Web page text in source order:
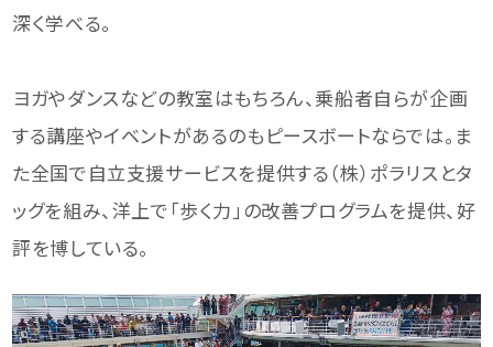
深く学べる。
ヨガやダンスなどの教室はもちろん、乗船者自らが企画
する講座やイベントがあるのもピースボートならでは。ま
た全国で自立支援サービスを提供する（株）ポラリスとタ
ッグを組み、洋上で「歩く力」の改善プログラムを提供、好
評を博している。